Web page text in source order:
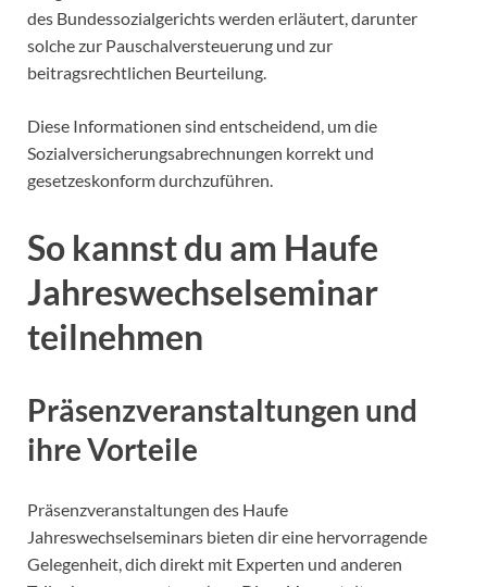
des Bundessozialgerichts werden erläutert, darunter
solche zur Pauschalversteuerung und zur
beitragsrechtlichen Beurteilung.
Diese Informationen sind entscheidend, um die
Sozialversicherungsabrechnungen korrekt und
gesetzeskonform durchzuführen.
So kannst du am Haufe
Jahreswechselseminar
teilnehmen
Präsenzveranstaltungen und
ihre Vorteile
Präsenzveranstaltungen des Haufe
Jahreswechselseminars bieten dir eine hervorragende
Gelegenheit, dich direkt mit Experten und anderen